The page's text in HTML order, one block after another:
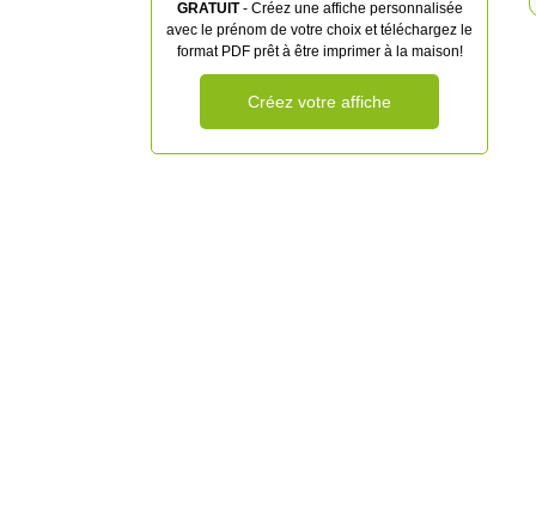
GRATUIT- Créez une affiche personnalisée
avec le prénom de votre choix et téléchargez le
format PDF prêt à être imprimer à la maison!
Créez votre affiche